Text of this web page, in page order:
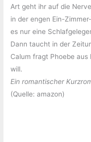
Art geht ihr auf die
in der engen Ein-
es nur eine
Dann taucht in der
Calum fragt Phoebe
will.
Ein romantischer
(Quelle: amazon)